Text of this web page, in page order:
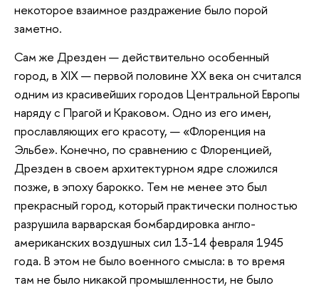
некоторое взаимное раздражение было порой
заметно.
Сам же Дрезден — действительно особенный
город, в XIX — первой половине XX века он считался
одним из красивейших городов Центральной Европы
наряду с Прагой и Краковом. Одно из его имен,
прославляющих его красоту, — «Флоренция на
Эльбе». Конечно, по сравнению с Флоренцией,
Дрезден в своем архитектурном ядре сложился
позже, в эпоху барокко. Тем не менее это был
прекрасный город, который практически полностью
разрушила варварская бомбардировка англо-
американских воздушных сил 13-14 февраля 1945
года. В этом не было военного смысла: в то время
там не было никакой промышленности, не было